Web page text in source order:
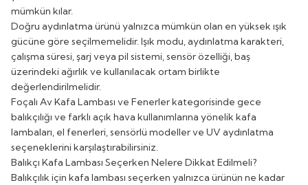
mümkün kılar.
Doğru aydınlatma ürünü yalnızca mümkün olan en yüksek ışık
gücüne göre seçilmemelidir. Işık modu, aydınlatma karakteri,
çalışma süresi, şarj veya pil sistemi, sensör özelliği, baş
üzerindeki ağırlık ve kullanılacak ortam birlikte
değerlendirilmelidir.
Foçalı Av Kafa Lambası ve Fenerler kategorisinde gece
balıkçılığı ve farklı açık hava kullanımlarına yönelik kafa
lambaları, el fenerleri, sensörlü modeller ve UV aydınlatma
seçeneklerini karşılaştırabilirsiniz.
Balıkçı Kafa Lambası Seçerken Nelere Dikkat Edilmeli?
Balıkçılık için kafa lambası seçerken yalnızca ürünün ne kadar